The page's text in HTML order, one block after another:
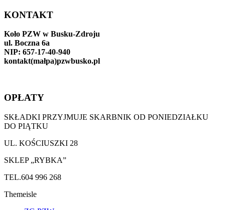
KONTAKT
Koło PZW w Busku-Zdroju
ul. Boczna 6a
NIP: 657-17-40-940
kontakt(małpa)pzwbusko.pl
OPŁATY
SKŁADKI PRZYJMUJE SKARBNIK OD PONIEDZIAŁKU
DO PIĄTKU
UL. KOŚCIUSZKI 28
SKLEP „RYBKA”
TEL.604 996 268
Themeisle